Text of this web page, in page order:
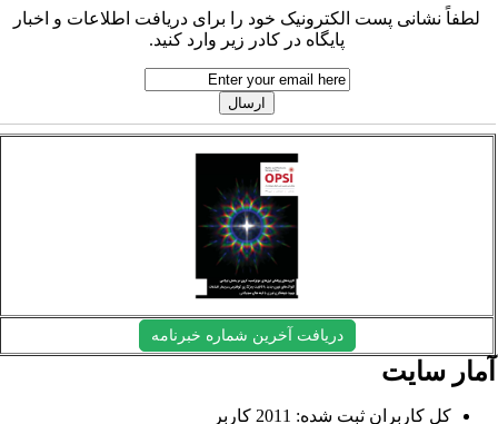
لطفاً نشانی پست الکترونیک خود را برای دریافت اطلاعات و اخبار
پایگاه در کادر زیر وارد کنید.
دریافت آخرین شماره خبرنامه
سایت
کل کاربران ثبت شده: 2011 کاربر